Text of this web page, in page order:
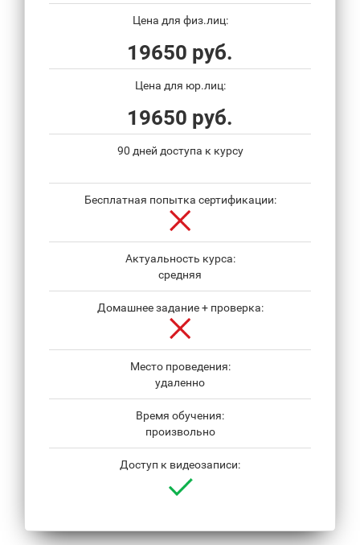
Цена для физ.лиц:
19650 руб.
Цена для юр.лиц:
19650 руб.
90 дней доступа к курсу
Бесплатная попытка сертификации:
Актуальность курса:
средняя
Домашнее задание + проверка:
Место проведения:
удаленно
Время обучения:
произвольно
Доступ к видеозаписи: